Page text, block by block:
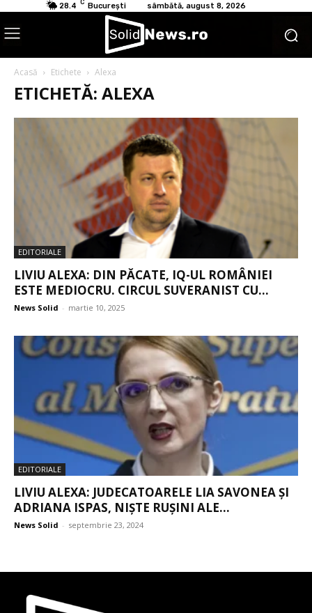
28.4 C București sâmbătă, august 8, 2026
Acasă Etichete Alexa
ETICHETĂ: ALEXA
EDITORIALE
LIVIU ALEXA: DIN PĂCATE, IQ-UL ROMÂNIEI
ESTE MEDIOCRU. CIRCUL SUVERANIST CU...
News Solid - martie 10, 2025
EDITORIALE
LIVIU ALEXA: JUDECATOARELE LIA SAVONEA ȘI
ADRIANA ISPAS, NIȘTE RUȘINI ALE...
News Solid - septembrie 23, 2024